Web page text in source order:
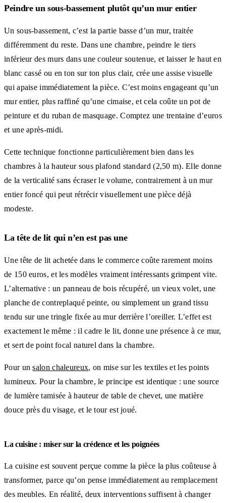
Peindre un sous-bassement plutôt qu’un mur entier
Un sous-bassement, c’est la partie basse d’un mur, traitée
différemment du reste. Dans une chambre, peindre le tiers
inférieur des murs dans une couleur soutenue, et laisser le haut en
blanc cassé ou en ton sur ton plus clair, crée une assise visuelle
qui apaise immédiatement la pièce. C’est moins engageant qu’un
mur entier, plus raffiné qu’une cimaise, et cela coûte un pot de
peinture et du ruban de masquage. Comptez une trentaine d’euros
et une après-midi.
Cette technique fonctionne particulièrement bien dans les
chambres à la hauteur sous plafond standard (2,50 m). Elle donne
de la verticalité sans écraser le volume, contrairement à un mur
entier foncé qui peut rétrécir visuellement une pièce déjà
modeste.
La tête de lit qui n’en est pas une
Une tête de lit achetée dans le commerce coûte rarement moins
de 150 euros, et les modèles vraiment intéressants grimpent vite.
L’alternative : un panneau de bois récupéré, un vieux volet, une
planche de contreplaqué peinte, ou simplement un grand tissu
tendu sur une tringle fixée au mur derrière l’oreiller. L’effet est
exactement le même : il cadre le lit, donne une présence à ce mur,
et sert de point focal naturel dans la chambre.
Pour unsalon chaleureux, on mise sur les textiles et les points
lumineux. Pour la chambre, le principe est identique : une source
de lumière tamisée à hauteur de table de chevet, une matière
douce près du visage, et le tour est joué.
La cuisine : miser sur la crédence et les poignées
La cuisine est souvent perçue comme la pièce la plus coûteuse à
transformer, parce qu’on pense immédiatement au remplacement
des meubles. En réalité, deux interventions suffisent à changer